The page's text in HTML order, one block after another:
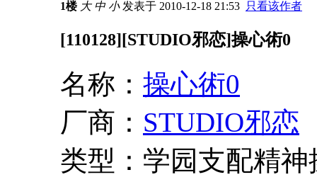
1楼 大 中 小发表于 2010-12-18 21:53 只看该作者
[110128][STUDIO邪恋]操心術0
名称： 操心術0
厂商： STUDIO邪恋
类型：学园支配精